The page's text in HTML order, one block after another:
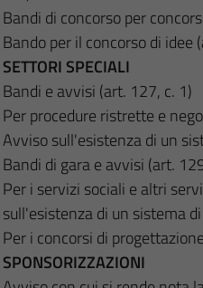
Bandi di concorso per
Bando per il concorso di idee
SETTORI SPECIALI
Bandi e avvisi (art. 127, c. 1)
Per procedure ristrette e
Avviso sull'esistenza di un
Bandi di gara e avvisi (art.
Per i servizi sociali e altri
sull'esistenza di un sistema
Per i concorsi di
SPONSORIZZAZIONI